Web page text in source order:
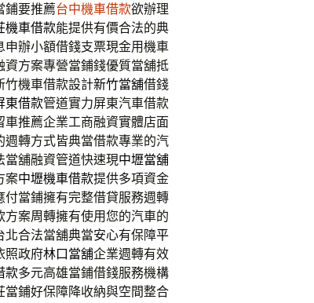
鋪要推薦台中機車借款欲辦理
機車借款能提供有價合法的典
申辦小額借錢支票現金用機車
資方案專營當鋪錢優質當舖抵
竹機車借款設計新竹當舖借錢
東借款管道實力屏東汽車借款
車推薦企業工商融資實體店面
週轉方式皆典當借款專業的汽
當舖融資管道快速現中壢當舖
案中壢機車借款提供多項資金
付當鋪擁有完整借貸服務週轉
方案周轉擁有使用您的汽車的
合法當舖典當安心有保障平
照政府林口當舖企業週轉有效
款多元高雄當鋪借錢服務機構
當鋪好保障降收納與空間整合